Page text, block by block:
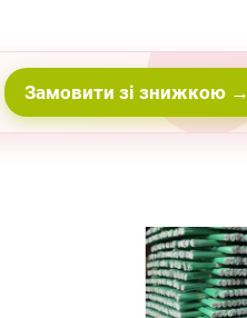
Замовити зі знижкою →